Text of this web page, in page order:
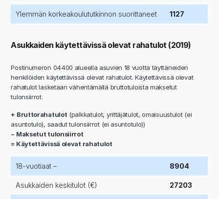
Ylemmän korkeakoulututkinnon suorittaneet 1127
Asukkaiden käytettävissä olevat rahatulot (2019)
Postinumeron 04400 alueella asuvien 18 vuotta täyttäneiden
henkilöiden käytettävissä olevat rahatulot. Käytettävissä olevat
rahatulot lasketaan vähentämällä bruttotuloista maksetut
tulonsiirrot.
+ Bruttorahatulot (palkkatulot, yrittäjätulot, omaisuustulot (ei
asuntotulo), saadut tulonsiirrot (ei asuntotulo))
− Maksetut tulonsiirrot
= Käytettävissä olevat rahatulot
18-vuotiaat – 8904
Asukkaiden keskitulot (€) 27203